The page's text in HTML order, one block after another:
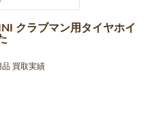
クラブマン用タイヤホイ
品 買取実績